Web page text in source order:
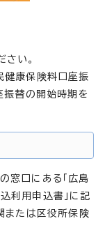
い。
健康保険料口座振
振替の開始時期を
窓口にある「広島
利用申込書」に記
または区役所保険